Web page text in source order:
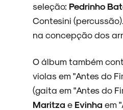
seleção: Pedrinho
Contesini (percussão).
na concepção dos
O álbum também
violas em "Antes do
(gaita em "Antes do
Maritza e Evinha em